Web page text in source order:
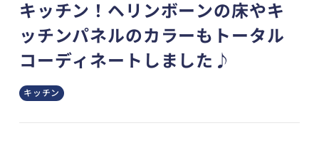
キッチン！ヘリンボーンの床やキ
ッチンパネルのカラーもトータル
コーディネートしました♪
キッチン